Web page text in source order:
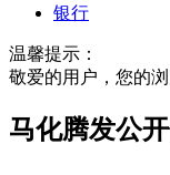
银行
温馨提示：
敬爱的用户，您的
马化腾发公